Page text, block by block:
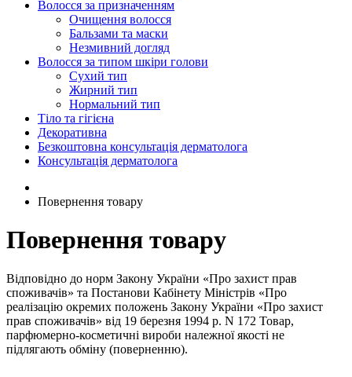
Волосся за призначенням
Очищення волосся
Бальзами та маски
Незмивний догляд
Волосся за типом шкіри голови
Сухий тип
Жирний тип
Нормальний тип
Тіло та гігієна
Декоративна
Безкоштовна консультація дерматолога
Консультація дерматолога
Повернення товару
Повернення товару
Відповідно до норм Закону України «Про захист прав
споживачів» та Постанови Кабінету Міністрів «Про
реалізацію окремих положень Закону України «Про захист
прав споживачів» від 19 березня 1994 р. N 172 Товар,
парфюмерно-косметичні вироби належної якості не
підлягають обміну (поверненню).